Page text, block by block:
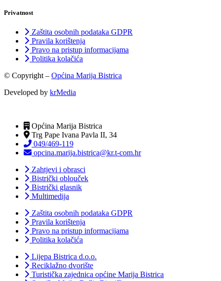
Privatnost
Zaštita osobnih podataka GDPR
Pravila korištenja
Pravo na pristup informacijama
Politika kolačića
© Copyright – Općina Marija Bistrica
Developed by krMedia
Općina Marija Bistrica
Trg Pape Ivana Pavla II, 34
049/469-119
opcina.marija.bistrica@kr.t-com.hr
Zahtjevi i obrasci
Bistrički oblouček
Bistrički glasnik
Multimedija
Zaštita osobnih podataka GDPR
Pravila korištenja
Pravo na pristup informacijama
Politika kolačića
Lijepa Bistrica d.o.o.
Reciklažno dvorište
Turistička zajednica općine Marija Bistrica